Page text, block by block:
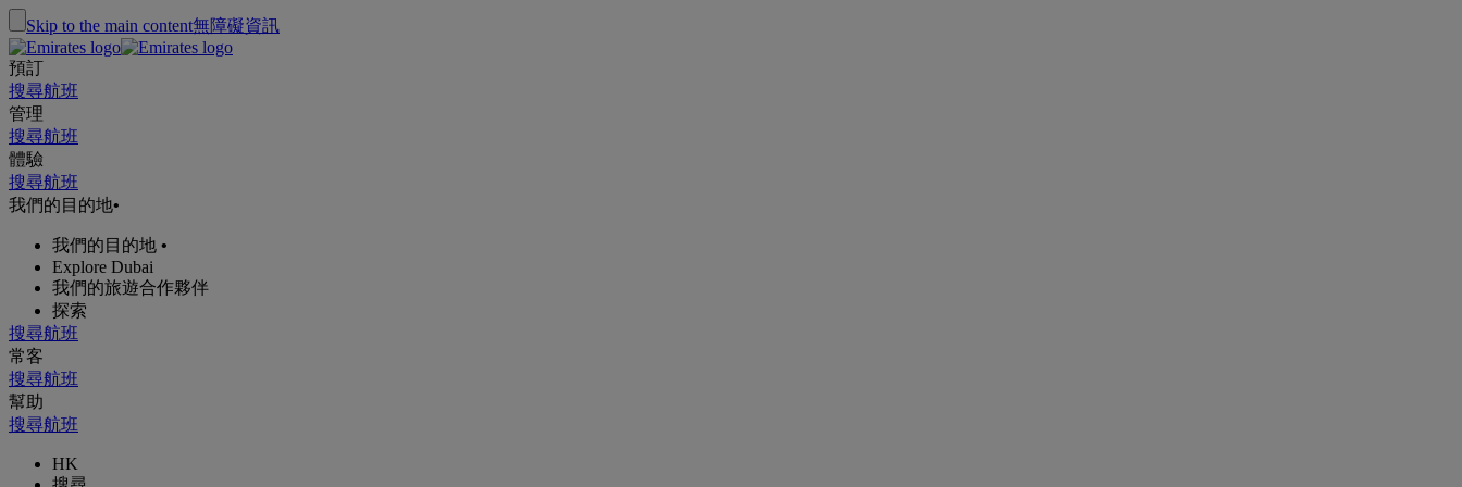
Skip to the main content無障礙資訊
預訂
搜尋航班
管理
搜尋航班
體驗
搜尋航班
我們的目的地•
我們的目的地 •
Explore Dubai
我們的旅遊合作夥伴
探索
搜尋航班
常客
搜尋航班
幫助
搜尋航班
HK